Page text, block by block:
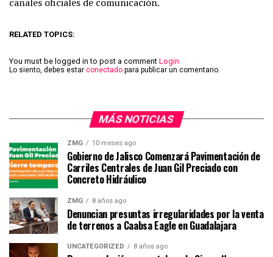
RELATED TOPICS:
You must be logged in to post a comment Login
Lo siento, debes estar conectado para publicar un comentario.
MÁS NOTICIAS
ZMG 10 meses ago
Gobierno de Jalisco Comenzará Pavimentación de
Carriles Centrales de Juan Gil Preciado con
Concreto Hidráulico
ZMG 8 años ago
Denuncian presuntas irregularidades por la venta
de terrenos a Caabsa Eagle en Guadalajara
UNCATEGORIZED 8 años ago